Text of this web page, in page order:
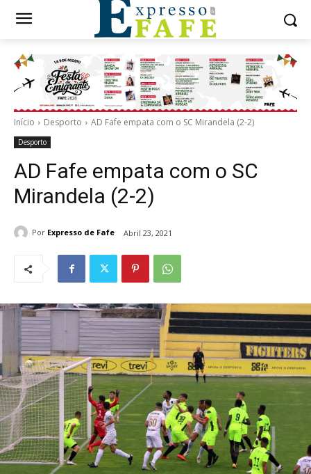
Início Desporto AD Fafe empata com o SC Mirandela (2-2)
Desporto
AD Fafe empata com o SC
Mirandela (2-2)
Por Expresso de Fafe Abril 23, 2021